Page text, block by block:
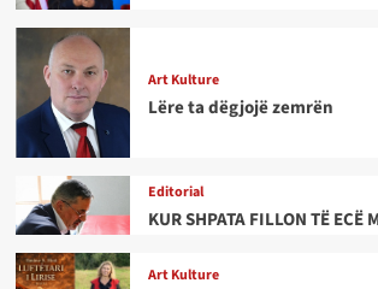
Art Kulture
Lëre ta dëgjojë zemrën
Editorial
KUR SHPATA FILLON TË ECË
Art Kulture